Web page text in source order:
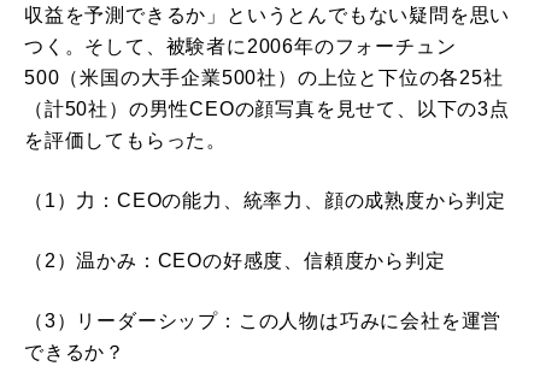
収益を予測できるか」というとんでもない疑問を思い
つく。そして、被験者に2006年のフォーチュン
500（米国の大手企業500社）の上位と下位の各25社
（計50社）の男性CEOの顔写真を見せて、以下の3点
を評価してもらった。
（1）力：CEOの能力、統率力、顔の成熟度から判定
（2）温かみ：CEOの好感度、信頼度から判定
（3）リーダーシップ：この人物は巧みに会社を運営
できるか？